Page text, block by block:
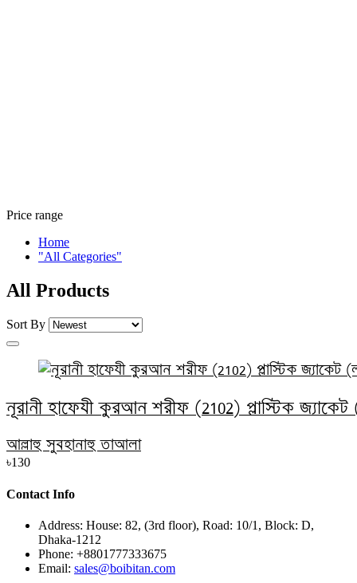
Price range
Home
"All Categories"
All Products
Sort By
নূরানী হাফেযী কুরআন শরীফ (2102) প্লাস্টিক
আল্লাহু সুবহানাহু তাআলা
৳130
Contact Info
Address: House: 82, (3rd floor), Road: 10/1, Block: D,
Dhaka-1212
Phone: +8801777333675
Email: sales@boibitan.com